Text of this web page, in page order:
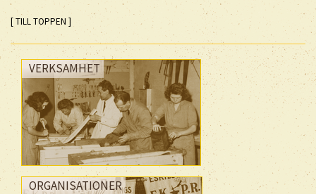
[ TILL TOPPEN ]
VERKSAMHET
ORGANISATIONER